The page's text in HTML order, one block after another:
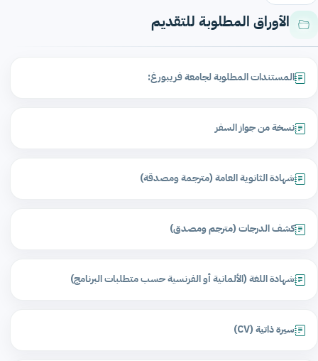
الأوراق المطلوبة للتقديم
المستندات المطلوبة لجامعة فريبورغ:
نسخة من جواز السفر
شهادة الثانوية العامة (مترجمة ومصدقة)
كشف الدرجات (مترجم ومصدق)
شهادة اللغة (الألمانية أو الفرنسية حسب متطلبات البرنامج)
سيرة ذاتية (CV)